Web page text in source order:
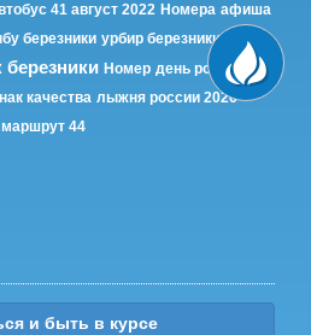
41 август 2022 Номера афиша
березники урбир березники
Архив
Номер день рождения
качества лыжня россии 2026
маршрут 44
и быть в курсе